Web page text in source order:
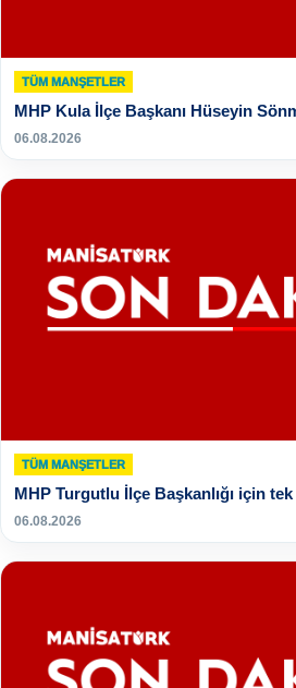
TÜM MANŞETLER
MHP Kula İlçe Başkanı Hüseyin
06.08.2026
TÜM MANŞETLER
MHP Turgutlu İlçe Başkanlığı için
06.08.2026